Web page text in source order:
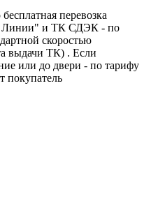
перевозка
Линии" и ТК СДЭК - по
скоростью
выдачи ТК) . Если
или до двери - по тарифу
покупатель